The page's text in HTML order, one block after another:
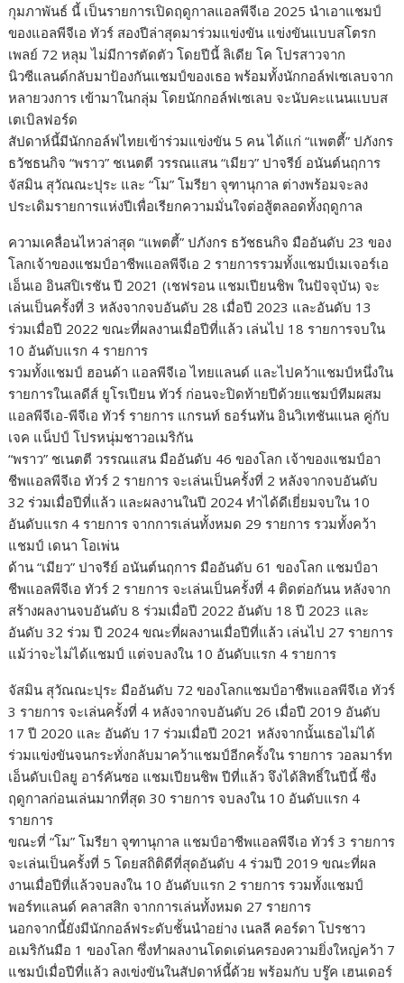
กุมภาพันธ์ นี้ เป็นรายการเปิดฤดูกาลแอลพีจีเอ 2025 นำเอาแชมป์
ของแอลพีจีเอ ทัวร์ สองปีล่าสุดมาร่วมแข่งขัน แข่งขันแบบสโตรก
เพลย์ 72 หลุม ไม่มีการตัดตัว โดยปีนี้ ลิเดีย โค โปรสาวจาก
นิวซีแลนด์กลับมาป้องกันแชมป์ของเธอ พร้อมทั้งนักกอล์ฟเซเลบจาก
หลายวงการ เข้ามาในกลุ่ม โดยนักกอล์ฟเซเลบ จะนับคะแนนแบบส
เตเบิลฟอร์ด
สัปดาห์นี้มีนักกอล์ฟไทยเข้าร่วมแข่งขัน 5 คน ได้แก่ “แพตตี้” ปภังกร
ธวัชธนกิจ “พราว” ชเนตตี วรรณแสน “เมียว” ปาจรีย์ อนันต์นฤการ
จัสมิน สุวัณณะปุระ และ “โม” โมรียา จุฑานุกาล ต่างพร้อมจะลง
ประเดิมรายการแห่งปีเพื่อเรียกความมั่นใจต่อสู้ตลอดทั้งฤดูกาล
ความเคลื่อนไหวล่าสุด “แพตตี้” ปภังกร ธวัชธนกิจ มืออันดับ 23 ของ
โลกเจ้าของแชมป์อาชีพแอลพีจีเอ 2 รายการรวมทั้งแชมป์เมเจอร์เอ
เอ็นเอ อินสปิเรชัน ปี 2021 (เชฟรอน แชมเปียนชิพ ในปัจจุบัน) จะ
เล่นเป็นครั้งที่ 3 หลังจากจบอันดับ 28 เมื่อปี 2023 และอันดับ 13
ร่วมเมื่อปี 2022 ขณะที่ผลงานเมื่อปีที่แล้ว เล่นไป 18 รายการจบใน
10 อันดับแรก 4 รายการ
รวมทั้งแชมป์ ฮอนด้า แอลพีจีเอ ไทยแลนด์ และไปคว้าแชมป์หนึ่งใน
รายการในเลดีส์ ยูโรเปียน ทัวร์ ก่อนจะปิดท้ายปีด้วยแชมป์ทีมผสม
แอลพีจีเอ-พีจีเอ ทัวร์ รายการ แกรนท์ ธอร์นทัน อินวิเทชันแนล คู่กับ
เจค แน็ปป์ โปรหนุ่มชาวอเมริกัน
“พราว” ชเนตตี วรรณแสน มืออันดับ 46 ของโลก เจ้าของแชมป์อา
ชีพแอลพีจีเอ ทัวร์ 2 รายการ จะเล่นเป็นครั้งที่ 2 หลังจากจบอันดับ
32 ร่วมเมื่อปีที่แล้ว และผลงานในปี 2024 ทำได้ดีเยี่ยมจบใน 10
อันดับแรก 4 รายการ จากการเล่นทั้งหมด 29 รายการ รวมทั้งคว้า
แชมป์ เดนา โอเพ่น
ด้าน “เมียว” ปาจรีย์ อนันต์นฤการ มืออันดับ 61 ของโลก แชมป์อา
ชีพแอลพีจีเอ ทัวร์ 2 รายการ จะเล่นเป็นครั้งที่ 4 ติดต่อกันน หลังจาก
สร้างผลงานจบอันดับ 8 ร่วมเมื่อปี 2022 อันดับ 18 ปี 2023 และ
อันดับ 32 ร่วม ปี 2024 ขณะที่ผลงานเมื่อปีที่แล้ว เล่นไป 27 รายการ
แม้ว่าจะไม่ได้แชมป์ แต่จบลงใน 10 อันดับแรก 4 รายการ
จัสมิน สุวัณณะปุระ มืออันดับ 72 ของโลกแชมป์อาชีพแอลพีจีเอ ทัวร์
3 รายการ จะเล่นครั้งที่ 4 หลังจากจบอันดับ 26 เมื่อปี 2019 อันดับ
17 ปี 2020 และ อันดับ 17 ร่วมเมื่อปี 2021 หลังจากนั้นเธอไม่ได้
ร่วมแข่งขันจนกระทั่งกลับมาคว้าแชมป์อีกครั้งใน รายการ วอลมาร์ท
เอ็นดับเบิลยู อาร์คันซอ แชมเปียนชิพ ปีที่แล้ว จึงได้สิทธิ์ในปีนี้ ซึ่ง
ฤดูกาลก่อนเล่นมากที่สุด 30 รายการ จบลงใน 10 อันดับแรก 4
รายการ
ขณะที่ “โม” โมรียา จุฑานุกาล แชมป์อาชีพแอลพีจีเอ ทัวร์ 3 รายการ
จะเล่นเป็นครั้งที่ 5 โดยสถิติดีที่สุดอันดับ 4 ร่วมปี 2019 ขณะที่ผล
งานเมื่อปีที่แล้วจบลงใน 10 อันดับแรก 2 รายการ รวมทั้งแชมป์
พอร์ทแลนด์ คลาสสิก จากการเล่นทั้งหมด 27 รายการ
นอกจากนี้ยังมีนักกอล์ฟระดับชั้นนำอย่าง เนลลี คอร์ดา โปรชาว
อเมริกันมือ 1 ของโลก ซึ่งทำผลงานโดดเด่นครองความยิ่งใหญ่คว้า 7
แชมป์เมื่อปีที่แล้ว ลงเข่งขันในสัปดาห์นี้ด้วย พร้อมกับ บรู๊ค เฮนเดอร์